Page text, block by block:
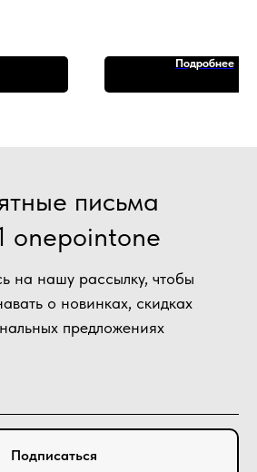
Подробнее
на нашу рассылку, чтобы
о новинках, скидках
предложениях
письма
onepointone
Подписаться